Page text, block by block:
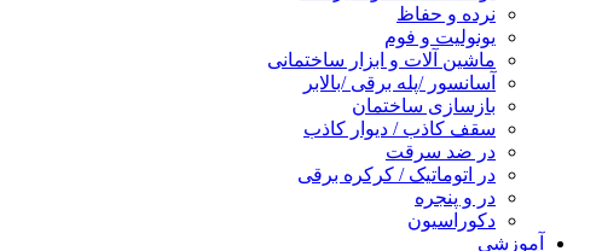
نرده و حفاظ
یونولیت و فوم
ماشین آلات و ابزار ساختمانی
آسانسور /پله برقی /بالابر
بازسازی ساختمان
سقف کاذب / دیوار کاذب
در ضد سرقت
در اتوماتیک / کرکره برقی
در و پنجره
دکوراسیون
آموزشی